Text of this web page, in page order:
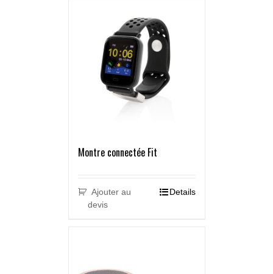
Montre connectée Fit
Ajouter au
devis
Details